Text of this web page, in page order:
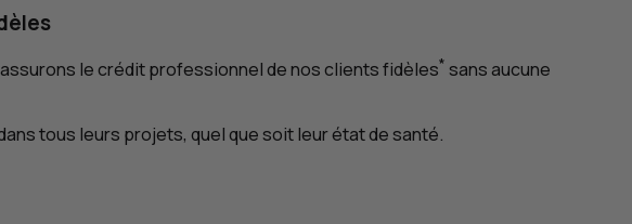
le crédit professionnel de nos clients fidèles* sans aucune
tous leurs projets, quel que soit leur état de santé.